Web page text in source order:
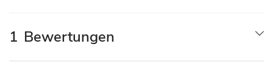
1 Bewertungen